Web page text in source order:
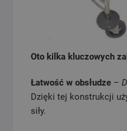
Oto kilka kluczowych
Łatwość w obsłudze –
Dzięki tej konstrukcji
siły.